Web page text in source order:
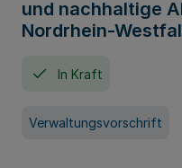
und nachhaltige
Nordrhein-
In Kraft
Verwaltungsvorschrift